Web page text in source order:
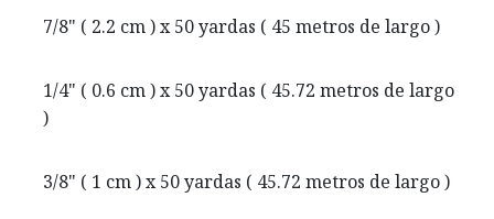
7/8" ( 2.2 cm ) x 50 yardas ( 45 metros de largo )
1/4" ( 0.6 cm ) x 50 yardas ( 45.72 metros de largo
)
3/8" ( 1 cm ) x 50 yardas ( 45.72 metros de largo )